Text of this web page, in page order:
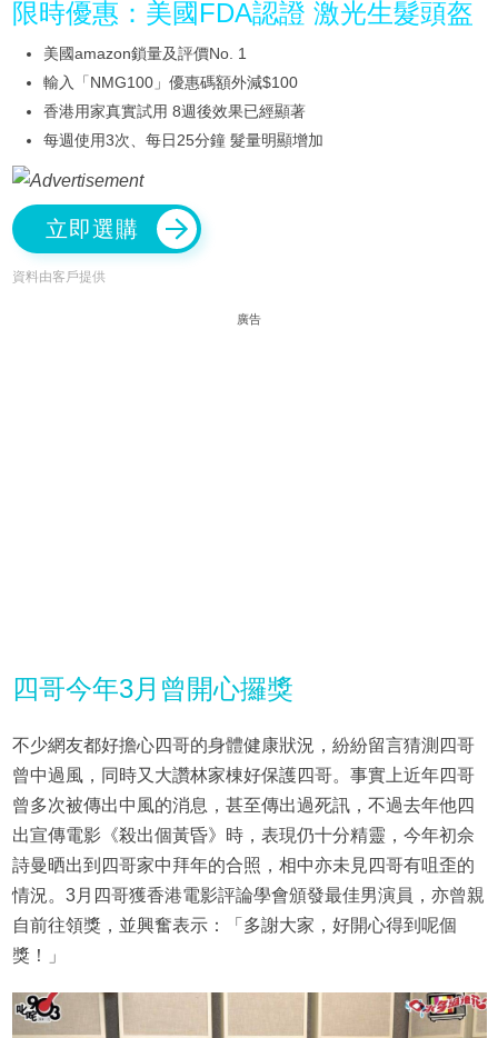
限時優惠：美國FDA認證 激光生髮頭盔
美國amazon鎖量及評價No. 1
輸入「NMG100」優惠碼額外減$100
香港用家真實試用 8週後效果已經顯著
每週使用3次、每日25分鐘 髮量明顯增加
立即選購
資料由客戶提供
廣告
四哥今年3月曾開心攞獎
不少網友都好擔心四哥的身體健康狀況，紛紛留言猜測四哥
曾中過風，同時又大讚林家棟好保護四哥。事實上近年四哥
曾多次被傳出中風的消息，甚至傳出過死訊，不過去年他四
出宣傳電影《殺出個黃昏》時，表現仍十分精靈，今年初佘
詩曼晒出到四哥家中拜年的合照，相中亦未見四哥有咀歪的
情況。3月四哥獲香港電影評論學會頒發最佳男演員，亦曾親
自前往領獎，並興奮表示：「多謝大家，好開心得到呢個
獎！」